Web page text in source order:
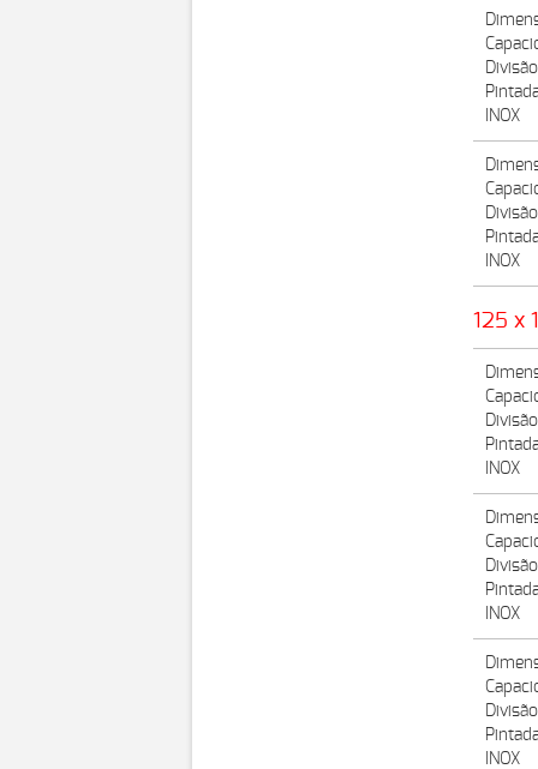
INOX
INOX
125 x
INOX
INOX
INOX